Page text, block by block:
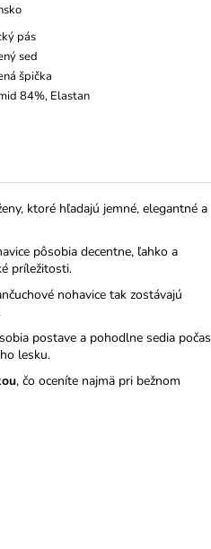
pás
sed
špička
84%, Elastan
ktoré hľadajú jemné, elegantné a
pôsobia decentne, ľahko a
príležitosti.
nohavice tak zostávajú
postave a pohodlne sedia počas
lesku.
, čo oceníte najmä pri bežnom